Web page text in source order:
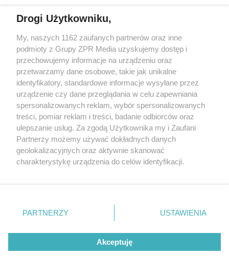
Drogi Użytkowniku,
My, naszych 1162 zaufanych partnerów oraz inne
podmioty z Grupy ZPR Media uzyskujemy dostęp i
przechowujemy informacje na urządzeniu oraz
przetwarzamy dane osobowe, takie jak unikalne
identyfikatory, standardowe informacje wysyłane przez
urządzenie czy dane przeglądania w celu zapewniania
spersonalizowanych reklam, wybór spersonalizowanych
treści, pomiar reklam i treści, badanie odbiorców oraz
ulepszanie usług. Za zgodą Użytkownika my i Zaufani
Partnerzy możemy używać dokładnych danych
geolokalizacyjnych oraz aktywnie skanować
charakterystykę urządzenia do celów identyfikacji.
zmienić/wycofać klikając przycisk ustawień prywatności
znajdujący się w lewym dolnym rogu strony
rodzaje przetwarzania danych nie wymagają zgody
użytkownika, ale masz prawo sprzeciwić się takiemu
przetwarzaniu. Preferencje będą miały zastosowanie tylko
PARTNERZY USTAWIENIA
Akceptuję